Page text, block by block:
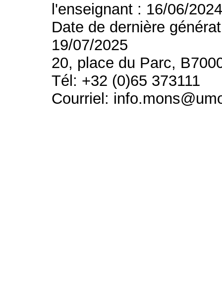
l'enseignant : 16/06/
Date de dernière
19/07/2025
20, place du Parc,
Tél: +32 (0)65 373111
Courriel: